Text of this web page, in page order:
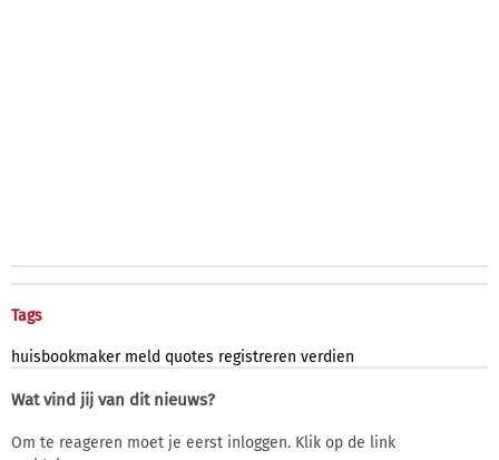
Tags
huisbookmaker meld quotes registreren verdien
Wat vind jij van dit nieuws?
Om te reageren moet je eerst inloggen. Klik op de link